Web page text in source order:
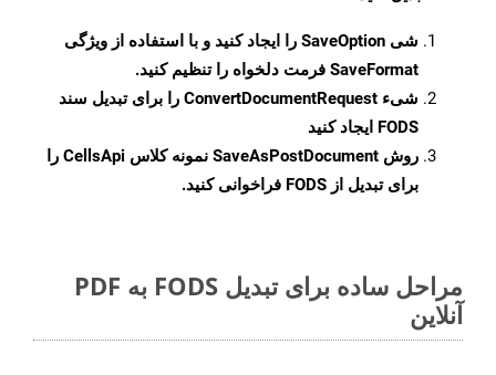
شی SaveOption را ایجاد کنید و با استفاده از ویژگی
SaveFormat فرمت دلخواه را تنظیم کنید.
شیء ConvertDocumentRequest را برای تبدیل سند
FODS ایجاد کنید
روش SaveAsPostDocument
نمونه کلاس CellsApi را
برای تبدیل از FODS فراخوانی کنید.
مراحل ساده برای تبدیل FODS به PDF
آنلاین